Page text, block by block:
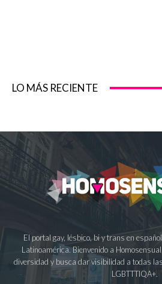
LO MÁS RECIENTE
El portal gay, lésbico, bi y trans en
Latinoamérica. Bienvenido a
diversidad y busca dar visibilidad a todas
LGBTTTIQA+.